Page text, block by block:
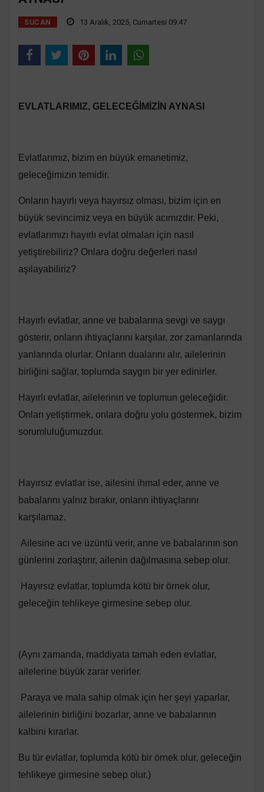
SUCAN 13 Aralık, 2025, Cumartesi 09:47
EVLATLARIMIZ, GELECEĞİMİZİN AYNASI
Evlatlarımız, bizim en büyük emanetimiz,
geleceğimizin temidir.
Onların hayırlı veya hayırsız olması, bizim için en
büyük sevincimiz veya en büyük acımızdır. Peki,
evlatlarımızı hayırlı evlat olmaları için nasıl
yetiştirebiliriz? Onlara doğru değerleri nasıl
aşılayabiliriz?
Hayırlı evlatlar, anne ve babalarına sevgi ve saygı
gösterir, onların ihtiyaçlarını karşılar, zor zamanlarında
yanlarında olurlar. Onların dualarını alır, ailelerinin
birliğini sağlar, toplumda saygın bir yer edinirler.
Hayırlı evlatlar, ailelerinin ve toplumun geleceğidir.
Onları yetiştirmek, onlara doğru yolu göstermek, bizim
sorumluluğumuzdur.
Hayırsız evlatlar ise, ailesini ihmal eder, anne ve
babalarını yalnız bırakır, onların ihtiyaçlarını
karşılamaz.
Ailesine acı ve üzüntü verir, anne ve babalarının son
günlerini zorlaştırır, ailenin dağılmasına sebep olur.
Hayırsız evlatlar, toplumda kötü bir örnek olur,
geleceğin tehlikeye girmesine sebep olur.
(Aynı zamanda, maddiyata tamah eden evlatlar,
ailelerine büyük zarar verirler.
Paraya ve mala sahip olmak için her şeyi yaparlar,
ailelerinin birliğini bozarlar, anne ve babalarının
kalbini kırarlar.
Bu tür evlatlar, toplumda kötü bir örnek olur, geleceğin
tehlikeye girmesine sebep olur.)